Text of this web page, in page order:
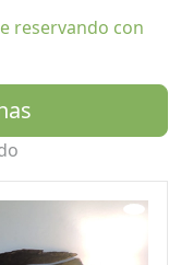
a 5
a la casa rural
se puede
situado fuera
campesinas
los pastos de
reservando con